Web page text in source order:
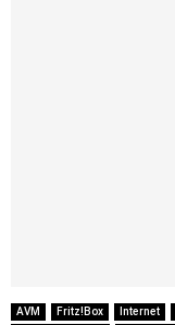
AVM Fritz!Box Internet